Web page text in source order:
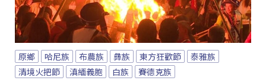
原鄉 哈尼族 布農族 彝族 東方狂歡節
泰雅族
清境火把節
滇緬義胞 白族 賽德克族